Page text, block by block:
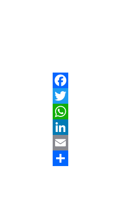
Facebook
Twitter
WhatsApp
LinkedIn
Email